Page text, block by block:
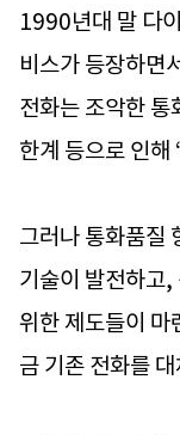
1990년대 말 다
비스가 등장하면
전화는 조악한 통
한계 등으로 인해
그러나 통화품질
기술이 발전하고
위한 제도들이 마
금 기존 전화를